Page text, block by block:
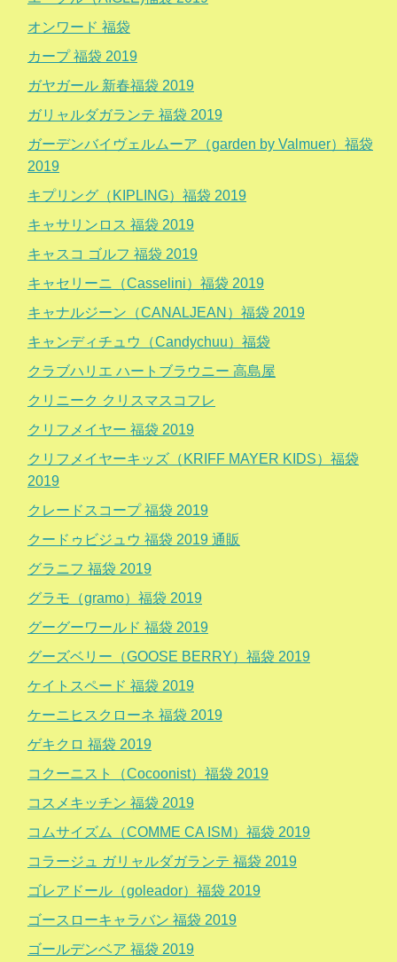
オンワード 福袋
カープ 福袋 2019
ガヤガール 新春福袋 2019
ガリャルダガランテ 福袋 2019
ガーデンバイヴェルムーア（garden by Valmuer）福袋
2019
キプリング（KIPLING）福袋 2019
キャサリンロス 福袋 2019
キャスコ ゴルフ 福袋 2019
キャセリーニ（Casselini）福袋 2019
キャナルジーン（CANALJEAN）福袋 2019
キャンディチュウ（Candychuu）福袋
クラブハリエ ハートブラウニー 高島屋
クリニーク クリスマスコフレ
クリフメイヤー 福袋 2019
クリフメイヤーキッズ（KRIFF MAYER KIDS）福袋
2019
クレードスコープ 福袋 2019
クードゥビジュウ 福袋 2019 通販
グラニフ 福袋 2019
グラモ（gramo）福袋 2019
グーグーワールド 福袋 2019
グーズベリー（GOOSE BERRY）福袋 2019
ケイトスペード 福袋 2019
ケーニヒスクローネ 福袋 2019
ゲキクロ 福袋 2019
コクーニスト（Cocoonist）福袋 2019
コスメキッチン 福袋 2019
コムサイズム（COMME CA ISM）福袋 2019
コラージュ ガリャルダガランテ 福袋 2019
ゴレアドール（goleador）福袋 2019
ゴースローキャラバン 福袋 2019
ゴールデンベア 福袋 2019